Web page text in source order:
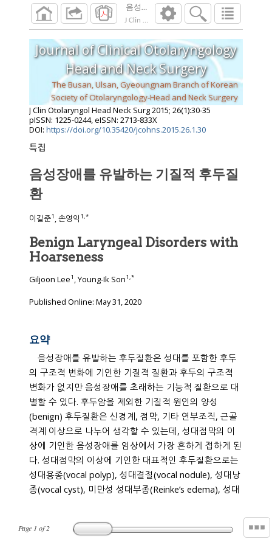
음성장애를 유발하는 기질적 후두질환
J Clin Otolaryngol Head Neck Surg
2015
Page 1 of2
Journal of Clinical Otolaryngology
Head and Neck Surgery
The Busan, Ulsan, Gyeoungnam Branch of Korean
Society of Otolaryngology-Head and Neck Surgery
J Clin Otolaryngol Head Neck Surg2015; 26(1):30-35
pISSN: 1225-0244, eISSN: 2713-833X
DOI: https://doi.org/10.35420/jcohns.2015.26.1.30
특집
음성장애를 유발하는 기질적 후두질
환
이길준1 , 손영익 1,*
Benign Laryngeal Disorders with
Hoarseness
Giljoon Lee1 , Young-Ik Son1,*
Published Online: May 31, 2020
요약
음성장애를 유발하는 후두질환은 성대를 포함한 후두
의 구조적 변화에 기인한 기질적 질환과 후두의 구조적
변화가 없지만 음성장애를 초래하는 기능적 질환으로 대
별할 수 있다. 후두암을 제외한 기질적 원인의 양성
(benign) 후두질환은 신경계, 점막, 기타 연부조직, 근골
격계 이상으로 나누어 생각할 수 있는데, 성대점막의 이
상에 기인한 음성장애를 임상에서 가장 흔하게 접하게 된
다. 성대점막의 이상에 기인한 대표적인 후두질환으로는
성대용종(vocal polyp), 성대결절(vocal nodule), 성대낭
종(vocal cyst), 미만성 성대부종(Reinke’s edema), 성대